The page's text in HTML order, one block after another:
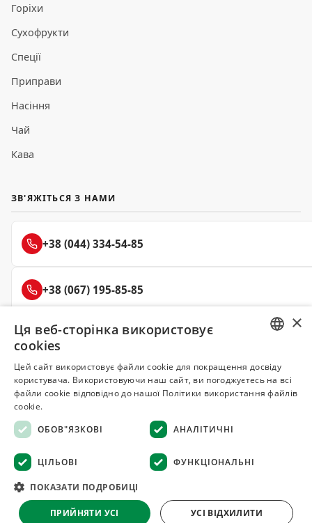
Горіхи
Сухофрукти
Спеції
Приправи
Насіння
Чай
Кава
ЗВ'ЯЖІТЬСЯ З НАМИ
+38 (044) 334-54-85
+38 (067) 195-85-85
+38 (050) 145-85-45
СПЕЦІЇ ТА ПРЯНОЩІ
© 2008–2026 Магазин спецій та прянощів Делюкс, Київ
Всі матеріали на сайті захищені авторським правом
Оферта · Повернення товару Гарантія якості · Конфіденційність
· Відмова від відповідальності
UKRAINIAN
×
Ця веб-сторінка використовує
cookies
Цей сайт використовує файли cookie для покращення досвіду
користувача. Використовуючи наш сайт, ви погоджуєтесь на всі
файли cookie відповідно до нашої Політики використання файлів
cookie.
ОБОВ"ЯЗКОВІ
АНАЛІТИЧНІ
ЦІЛЬОВІ ФУНКЦІОНАЛЬНІ
ПОКАЗАТИ ПОДРОБИЦІ
ПРИЙНЯТИ УСІ УСІ ВІДХИЛИТИ